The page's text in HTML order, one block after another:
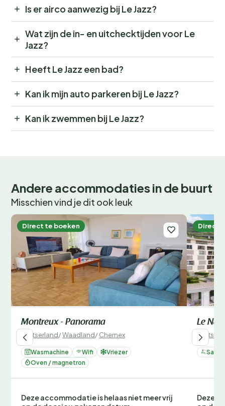
Is er airco aanwezig bij Le Jazz?
Wat zijn de in- en uitchecktijden voor Le
Jazz?
Heeft Le Jazz een bad?
Kan ik mijn auto parkeren bij Le Jazz?
Kan ik zwemmen bij Le Jazz?
Andere accommodaties in de buurt
Misschien vind je dit ook leuk
Direct te boeken
Montreux - Panorama
Zwitserland/Waadland/Chernex
Wasmachine Wifi
Vriezer
Oven / magnetron
Deze accommodatie is helaas niet meer vrij
Direct
Le
Sauna
Deze